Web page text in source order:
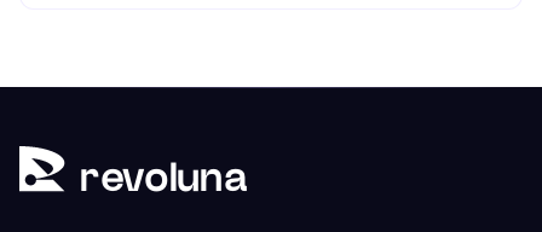
revoluna